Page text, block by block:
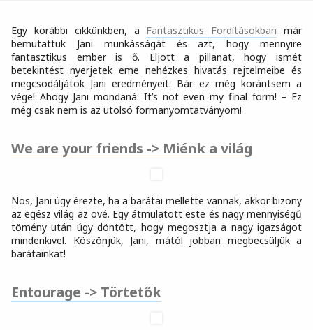
Egy korábbi cikkünkben, a Fantasztikus Fordításokban már
bemutattuk Jani munkásságát és azt, hogy mennyire
fantasztikus ember is ő. Eljött a pillanat, hogy ismét
betekintést nyerjetek eme nehézkes hivatás rejtelmeibe és
megcsodáljátok Jani eredményeit. Bár ez még korántsem a
vége! Ahogy Jani mondaná: It’s not even my final form! – Ez
még csak nem is az utolsó formanyomtatványom!
We are your friends -> Miénk a világ
Nos, Jani úgy érezte, ha a barátai mellette vannak, akkor bizony
az egész világ az övé. Egy átmulatott este és nagy mennyiségű
tömény után úgy döntött, hogy megosztja a nagy igazságot
mindenkivel. Köszönjük, Jani, mától jobban megbecsüljük a
barátainkat!
Entourage -> Törtetők